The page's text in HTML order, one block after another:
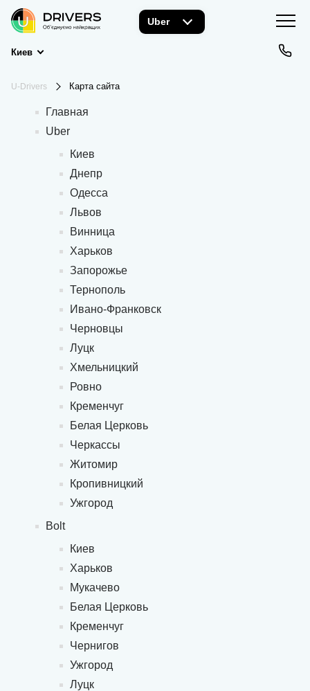
Uber
Киев
U-Drivers Карта сайта
Главная
Uber
Киев
Днепр
Одесса
Львов
Винница
Харьков
Запорожье
Тернополь
Ивано-Франковск
Черновцы
Луцк
Хмельницкий
Ровно
Кременчуг
Белая Церковь
Черкассы
Житомир
Кропивницкий
Ужгород
Bolt
Киев
Харьков
Мукачево
Белая Церковь
Кременчуг
Чернигов
Ужгород
Луцк